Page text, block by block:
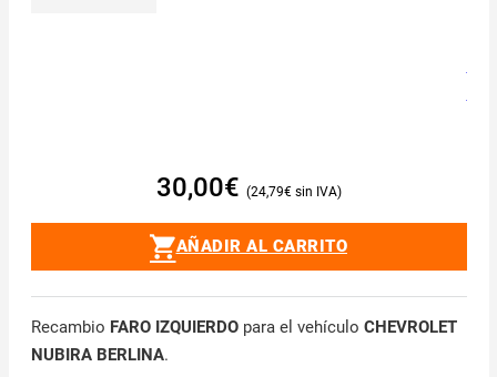
30,00€ 24,79€
AÑADIR AL CARRITO
Recambio FARO IZQUIERDOpara el vehículo CHEVROLET
NUBIRA BERLINA.